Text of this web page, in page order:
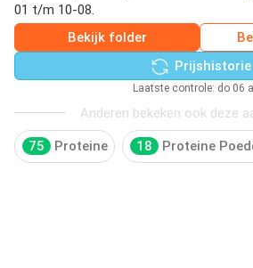
01 t/m 10-08.
Bekijk folder
Prijshistorie
Laatste controle: do 06
Anderen bekeken ook deze
75 Proteine 18 Proteine